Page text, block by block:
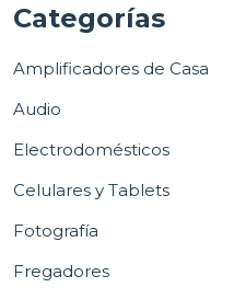
Categorías
Amplificadores de Casa
Audio
Electrodomésticos
Celulares y Tablets
Fotografía
Fregadores